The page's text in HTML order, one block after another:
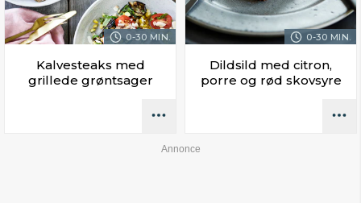
0-30 MIN.
Kalvesteaks med
grillede grøntsager
0-30 MIN.
Dildsild med citron,
porre og rød skovsyre